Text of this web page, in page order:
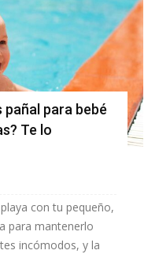
pañal para bebé
Te lo
con tu pequeño,
para mantenerlo
incómodos, y la